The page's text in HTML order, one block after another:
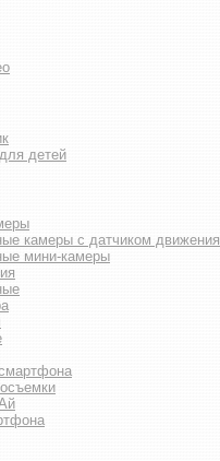
детей
камеры с датчиком движения
мини-камеры